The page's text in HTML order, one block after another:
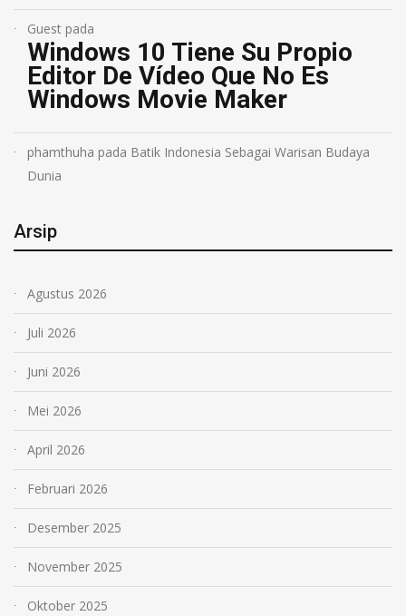
Guest pada
Windows 10 Tiene Su Propio
Editor De Vídeo Que No Es
Windows Movie Maker
phamthuha pada Batik Indonesia Sebagai Warisan Budaya
Dunia
Arsip
Agustus 2026
Juli 2026
Juni 2026
Mei 2026
April 2026
Februari 2026
Desember 2025
November 2025
Oktober 2025